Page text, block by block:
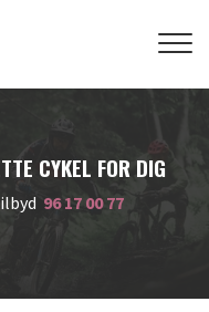
CYKEL FOR DIG
96 17 00 77